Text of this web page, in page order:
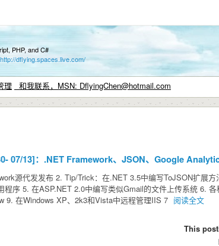
PHP, and C#
http://dflying.spaces.live.com/
理 和我联系，MSN: DflyingChen@hotmail.com
07/13]：.NET Framework、JSON、Google
源代发发布 2. Tip/Trick：在.NET 3.5中编写ToJSON扩展
程序 5. 在ASP.NET 2.0中编写类似Gmail的文件上传系统 6.
9. 在Windows XP、2k3和Vista中远程管理IIS 7 阅读全文
This